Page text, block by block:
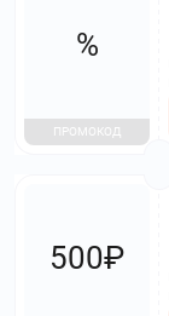
%
ПРОМОКОД
500₽